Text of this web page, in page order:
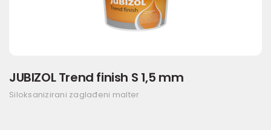
JUBIZOL Trend finish S 1,5 mm
Siloksanizirani zaglađeni malter